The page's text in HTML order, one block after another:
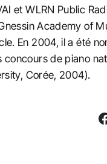
et WLRN Public
Academy of
En 2004, il a été
de piano
Corée, 2004).